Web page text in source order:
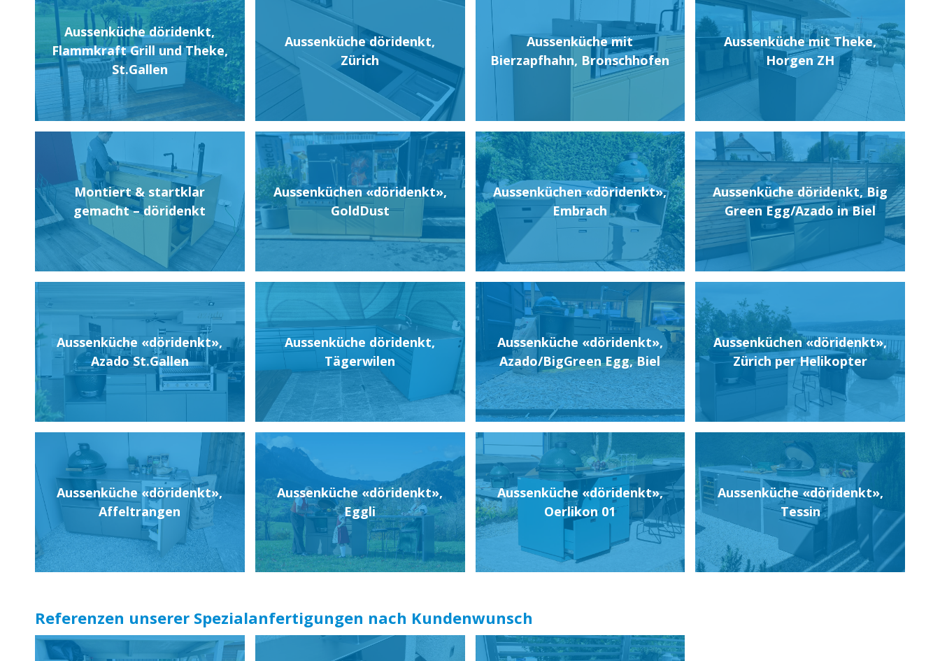
Aussenküche döridenkt,
Flammkraft Grill und Theke,
St.Gallen
Aussenküche döridenkt,
Zürich
Aussenküche mit
Bierzapfhahn, Bronschhofen
Aussenküche mit Theke,
Horgen ZH
Montiert & startklar
gemacht – döridenkt
Aussenküchen «döridenkt»,
GoldDust
Aussenküchen «döridenkt»,
Embrach
Aussenküche döridenkt, Big
Green Egg/Azado in Biel
Aussenküche «döridenkt»,
Azado St.Gallen
Aussenküche döridenkt,
Tägerwilen
Aussenküche «döridenkt»,
Azado/BigGreen Egg, Biel
Aussenküchen «döridenkt»,
Zürich per Helikopter
Aussenküche «döridenkt»,
Affeltrangen
Aussenküche «döridenkt»,
Eggli
Aussenküche «döridenkt»,
Oerlikon 01
Aussenküche «döridenkt»,
Tessin
Referenzen unserer Spezialanfertigungen nach Kundenwunsch